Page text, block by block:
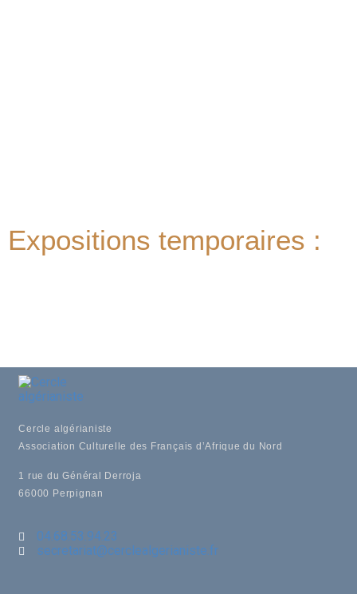
Expositions temporaires :
Cercle algérianiste
Association Culturelle des Français d’Afrique du Nord
1 rue du Général Derroja
66000 Perpignan
04.68.53.94.23
secretariat@cerclealgerianiste.fr